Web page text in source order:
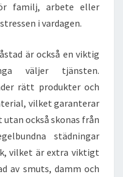
familj, arbete eller
i vardagen.
är också en viktig
väljer tjänsten.
rätt produkter och
vilket garanterar
också skonas från
städningar
vilket är extra viktigt
av smuts, damm och